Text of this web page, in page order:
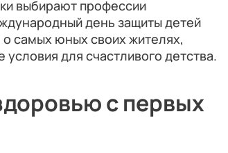
выбирают профессии
день защиты детей
о самых юных своих жителях,
для счастливого детства.
с первых